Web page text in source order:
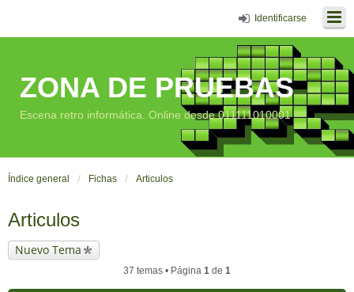
Identificarse
ZONA DE PRUEBAS
Escena retro informática. Online desde 011111010001
Índice general Fichas Articulos
Articulos
Nuevo Tema
37 temas • Página 1 de 1